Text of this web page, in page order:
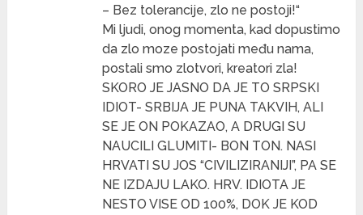
– Bez tolerancije, zlo ne postoji!“
Mi ljudi, onog momenta, kad dopustimo
da zlo moze postojati među nama,
postali smo zlotvori, kreatori zla!
SKORO JE JASNO DA JE TO SRPSKI
IDIOT- SRBIJA JE PUNA TAKVIH, ALI
SE JE ON POKAZAO, A DRUGI SU
NAUCILI GLUMITI- BON TON. NASI
HRVATI SU JOS “CIVILIZIRANIJI”, PA SE
NE IZDAJU LAKO. HRV. IDIOTA JE
NESTO VISE OD 100%, DOK JE KOD